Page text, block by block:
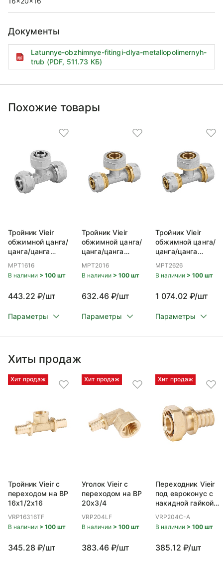
Документы
Latunnye-obzhimnye-fitingi-dlya-metallopolimernyh-
trub (PDF, 511.73 КБ)
Похожие товары
Тройник Vieir
обжимной цанга/
цанга/цанга
MPT1616
В наличии > 100 шт
443.22 ₽/шт
Параметры
Тройник Vieir
обжимной цанга/
цанга/цанга
MPT2016
В наличии > 100 шт
632.46 ₽/шт
Параметры
Тройник Vieir
обжимной цанга/
цанга/цанга
MPT2626
В наличии > 100 шт
1 074.02 ₽/шт
Параметры
Хиты продаж
Хит продаж
Тройник Vieir с
переходом на ВР
16x1/2x16
VRP16316TF
В наличии > 100 шт
345.28 ₽/шт
Хит продаж
Уголок Vieir с
переходом на ВР
20x3/4
VRP204LF
В наличии > 100 шт
383.46 ₽/шт
Хит продаж
Переходник Vieir
под евроконус с
накидной гайкой
VRP204C-A
В наличии > 100 шт
385.12 ₽/шт